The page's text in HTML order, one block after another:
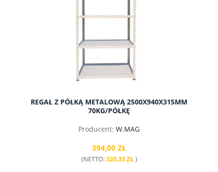
REGAŁ Z PÓŁKĄ METALOWĄ 2500X940X315MM
70KG/PÓŁKĘ
Producent: W.MAG
394,00 ZŁ
(NETTO:320,33 ZŁ)